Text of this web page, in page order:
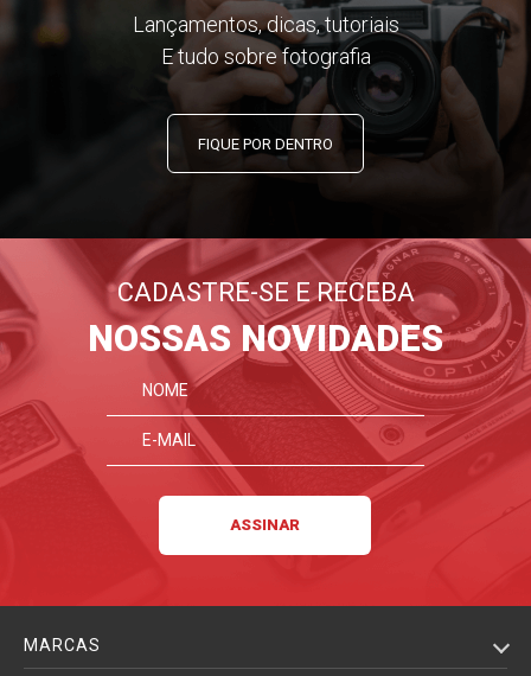
Lançamentos, dicas, tutoriais
E tudo sobre fotografia
FIQUE POR DENTRO
CADASTRE-SE E RECEBA
NOSSAS NOVIDADES
MARCAS